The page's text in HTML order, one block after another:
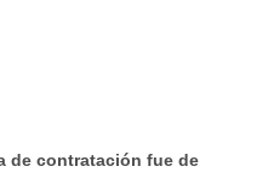
de contratación fue de